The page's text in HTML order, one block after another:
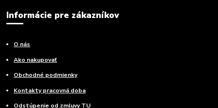
Informácie pre zákazníkov
O nás
Ako nakupovať
Obchodné podmienky
Kontakty pracovná doba
Odstúpenie od zmluvy TU